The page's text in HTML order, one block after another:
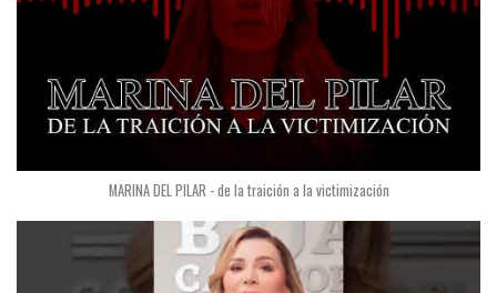
MARINA DEL PILAR - de la traición a la victimización